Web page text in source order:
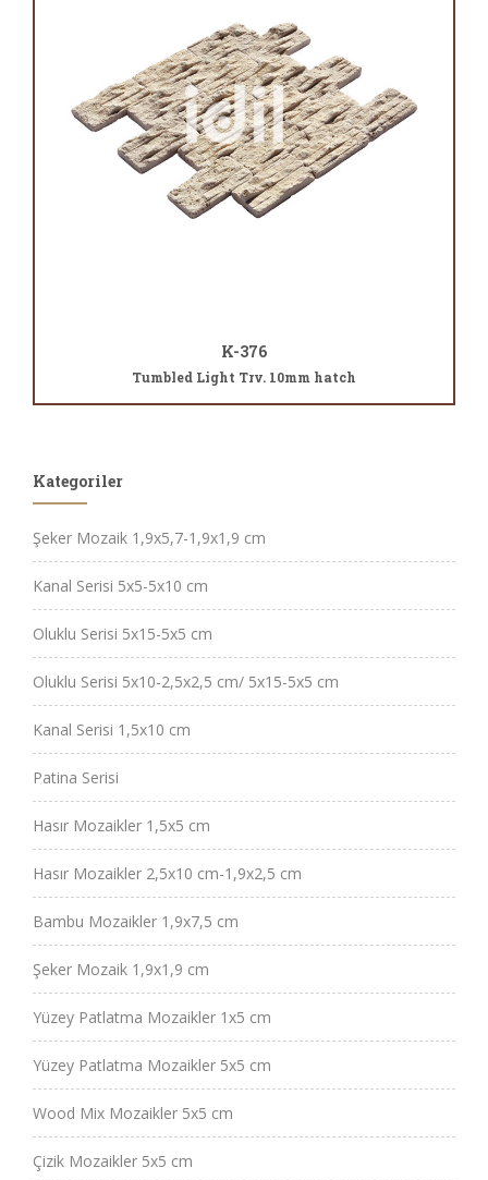
K-376
Tumbled Light Trv. 10mm hatch
Kategoriler
Şeker Mozaik 1,9x5,7-1,9x1,9 cm
Kanal Serisi 5x5-5x10 cm
Oluklu Serisi 5x15-5x5 cm
Oluklu Serisi 5x10-2,5x2,5 cm/ 5x15-5x5 cm
Kanal Serisi 1,5x10 cm
Patina Serisi
Hasır Mozaikler 1,5x5 cm
Hasır Mozaikler 2,5x10 cm-1,9x2,5 cm
Bambu Mozaikler 1,9x7,5 cm
Şeker Mozaik 1,9x1,9 cm
Yüzey Patlatma Mozaikler 1x5 cm
Yüzey Patlatma Mozaikler 5x5 cm
Wood Mix Mozaikler 5x5 cm
Çizik Mozaikler 5x5 cm